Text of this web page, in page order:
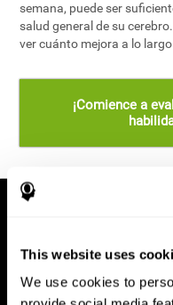
This website uses
We use cookies to
semana, puede ser
salud general de su
ver cuánto mejora a lo
¡Comience a